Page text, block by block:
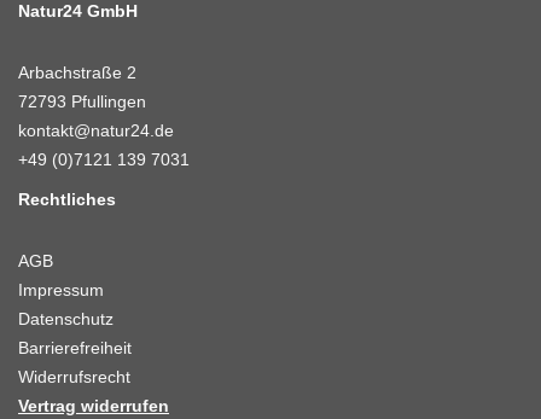
Natur24 GmbH
Arbachstraße 2
72793 Pfullingen
kontakt@natur24.de
+49 (0)7121 139 7031
Rechtliches
AGB
Impressum
Datenschutz
Barrierefreiheit
Widerrufsrecht
Vertrag widerrufen